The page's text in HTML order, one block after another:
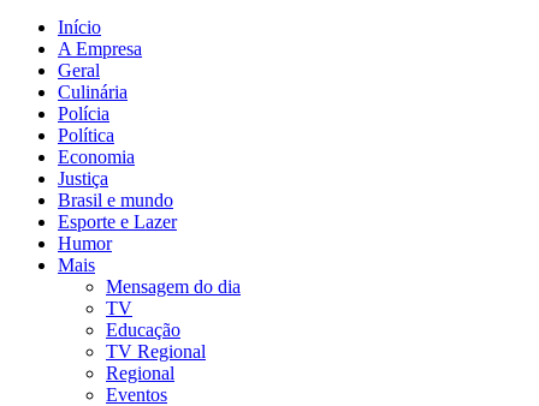
Início
A Empresa
Geral
Culinária
Polícia
Política
Economia
Justiça
Brasil e mundo
Esporte e Lazer
Humor
Mais
Mensagem do dia
TV
Educação
TV Regional
Regional
Eventos